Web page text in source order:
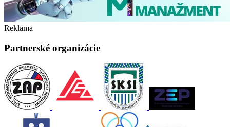
Reklama
Partnerské organizácie